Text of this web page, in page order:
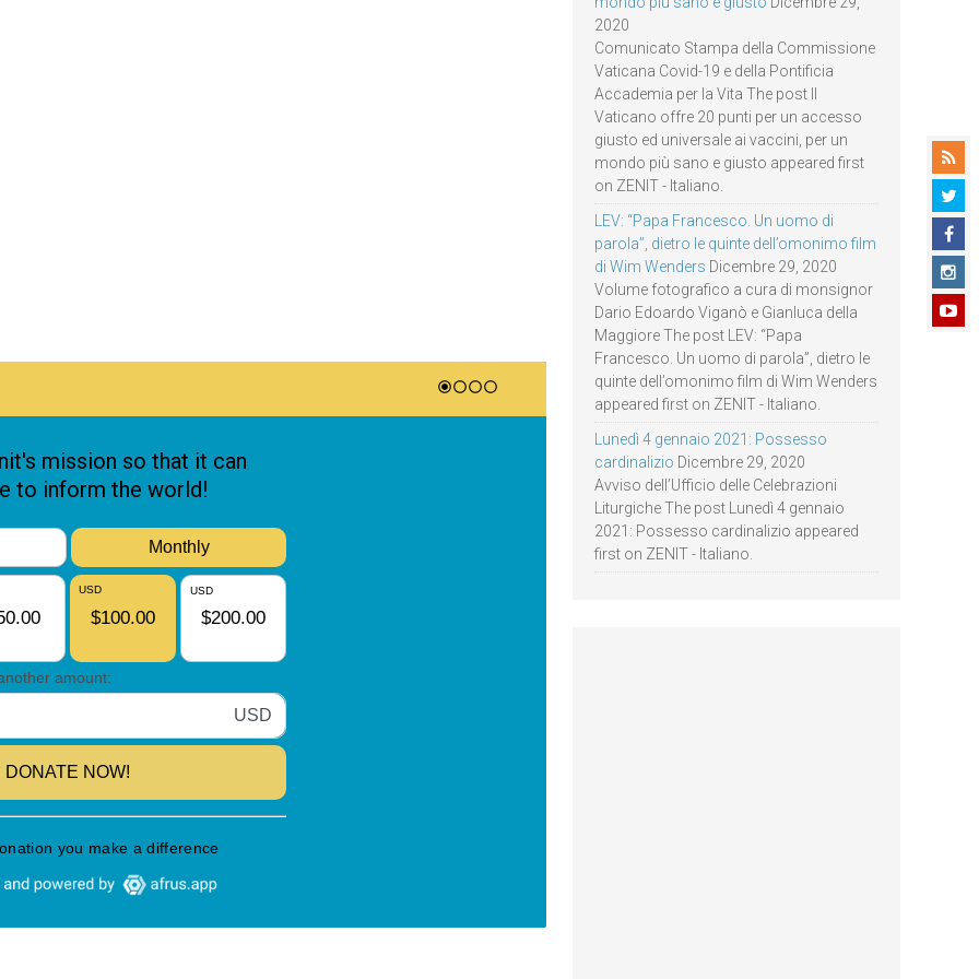
2020
Comunicato Stampa della Commissione
Vaticana Covid-19 e della Pontificia
Accademia per la Vita The post Il
Vaticano offre 20 punti per un accesso
giusto ed universale ai vaccini, per un
mondo più sano e giusto appeared first
on ZENIT - Italiano.
LEV: “Papa Francesco. Un uomo di
parola”, dietro le quinte dell’omonimo film
di Wim Wenders Dicembre 29, 2020
Volume fotografico a cura di monsignor
Dario Edoardo Viganò e Gianluca della
Maggiore The post LEV: “Papa
Francesco. Un uomo di parola”, dietro le
quinte dell’omonimo film di Wim Wenders
appeared first on ZENIT - Italiano.
Lunedì 4 gennaio 2021: Possesso
cardinalizio Dicembre 29, 2020
Avviso dell’Ufficio delle Celebrazioni
Liturgiche The post Lunedì 4 gennaio
2021: Possesso cardinalizio appeared
first on ZENIT - Italiano.